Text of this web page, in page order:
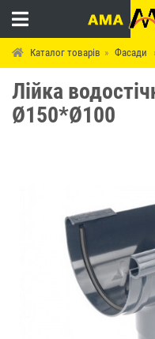
Каталог товарів Фасади
Лійка
Ø150*Ø100